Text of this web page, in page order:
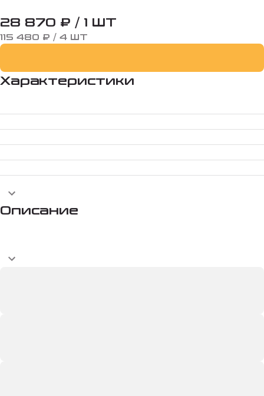
28 870 ₽ / 1 ШТ
115 480 ₽ / 4 ШТ
Характеристики
Описание